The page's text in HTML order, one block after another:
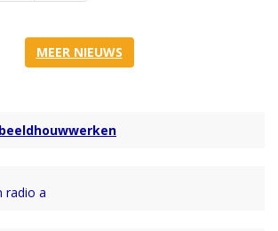
MEER NIEUWS